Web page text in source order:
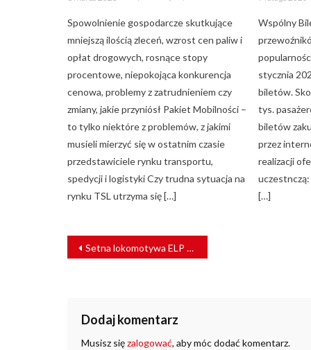
on
Spowolnienie gospodarcze skutkujące
mniejszą ilością zleceń, wzrost cen paliw i
opłat drogowych, rosnące stopy
procentowe, niepokojąca konkurencja
cenowa, problemy z zatrudnieniem czy
zmiany, jakie przyniósł Pakiet Mobilności –
to tylko niektóre z problemów, z jakimi
musieli mierzyć się w ostatnim czasie
przedstawiciele rynku transportu,
spedycji i logistyki Czy trudna sytuacja na
rynku TSL utrzyma się […]
on
Wspólny
stycznia
biletów.
tys.
biletów
przez
realizacji
[…]
NAWIGACJA
WPISU
Setna lokomotywa ELP – kamień milowy dla kolei
Dodaj komentarz
Musisz sięzalogować, aby móc dodać komentarz.